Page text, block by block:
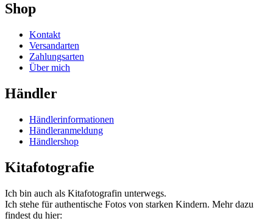
Shop
Kontakt
Versandarten
Zahlungsarten
Über mich
Händler
Händlerinformationen
Händleranmeldung
Händlershop
Kitafotografie
Ich bin auch als Kitafotografin unterwegs.
Ich stehe für authentische Fotos von starken Kindern. Mehr dazu
findest du hier: